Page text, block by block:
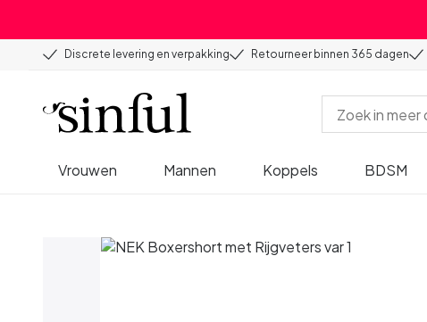
Discrete levering en verpakking Retourneer binnen 365 dagen
Vrouwen Mannen Koppels BDSM